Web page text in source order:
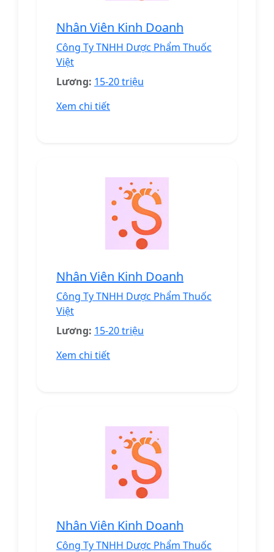
Nhân Viên Kinh Doanh
Công Ty TNHH Dược Phẩm Thuốc
Việt
Lương: 15-20 triệu
Xem chi tiết
Nhân Viên Kinh Doanh
Công Ty TNHH Dược Phẩm Thuốc
Việt
Lương: 15-20 triệu
Xem chi tiết
Nhân Viên Kinh Doanh
Công Ty TNHH Dược Phẩm Thuốc